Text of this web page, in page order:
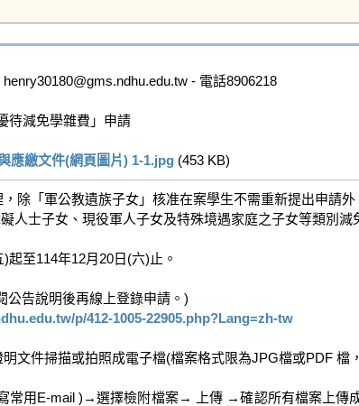
- 電話8906218
待減免學雜費」申請
應繳文件(網頁圖片) 1-1.jpg (453 KB)
除「軍公教遺族子女」核准在案學生不需重新提出申請
人士子女、現役軍人子女及特殊境遇家庭之子女等類別減
起至114年12月20日(六)止。
公告說明後再線上登錄申請。)
p/412-1005-22905.php?Lang=zh-tw
文件掃描或拍照成電子檔(檔案格式限為JPG檔或PDF 檔
常用E-mail )→選擇檢附檔案→ 上傳 →確認所有檔案上